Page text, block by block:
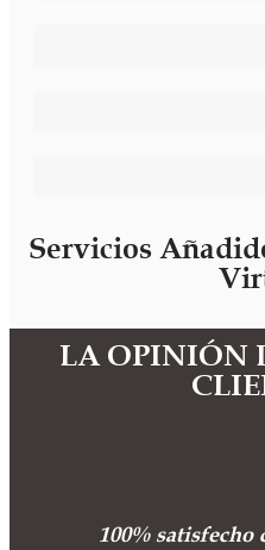
Servicios
LA OPINIÓN
100% satisfecho